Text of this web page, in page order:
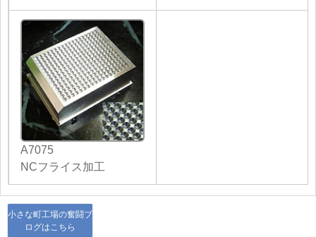
A7075
NCフライス加工
小さな町工場の奮闘ブ
ログはこちら